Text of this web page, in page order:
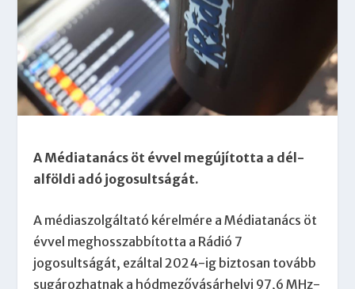
A Médiatanács öt évvel megújította a dél-
alföldi adó jogosultságát.
A médiaszolgáltató kérelmére a Médiatanács öt
évvel meghosszabbította a Rádió 7
jogosultságát, ezáltal 2024-ig biztosan tovább
sugározhatnak a hódmezővásárhelyi 97,6 MHz-